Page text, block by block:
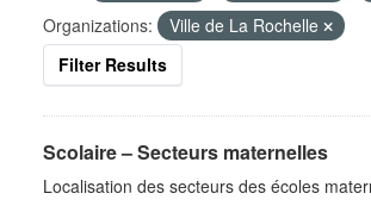
Organizations:
Ville de La Rochelle
Filter Results
Scolaire – Secteurs maternelles
Localisation des secteurs des écoles